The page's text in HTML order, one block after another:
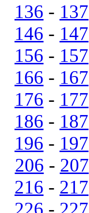
136 - 137
146 - 147
156 - 157
166 - 167
176 - 177
186 - 187
196 - 197
206 - 207
216 - 217
226 - 227